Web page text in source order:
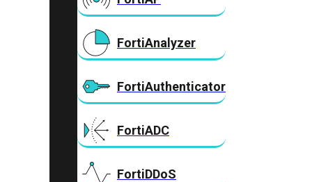
FortiAnalyzer
FortiAuthenticator
FortiADC
FortiDDoS